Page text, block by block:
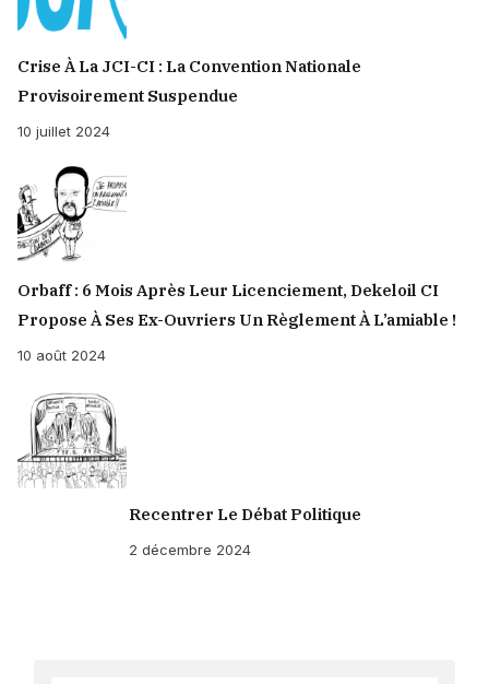
Crise À La JCI-CI : La Convention Nationale
Provisoirement Suspendue
10 juillet 2024
Orbaff : 6 Mois Après Leur Licenciement, Dekeloil CI
Propose À Ses Ex-Ouvriers Un Règlement À L’amiable !
10 août 2024
Recentrer Le Débat Politique
2 décembre 2024